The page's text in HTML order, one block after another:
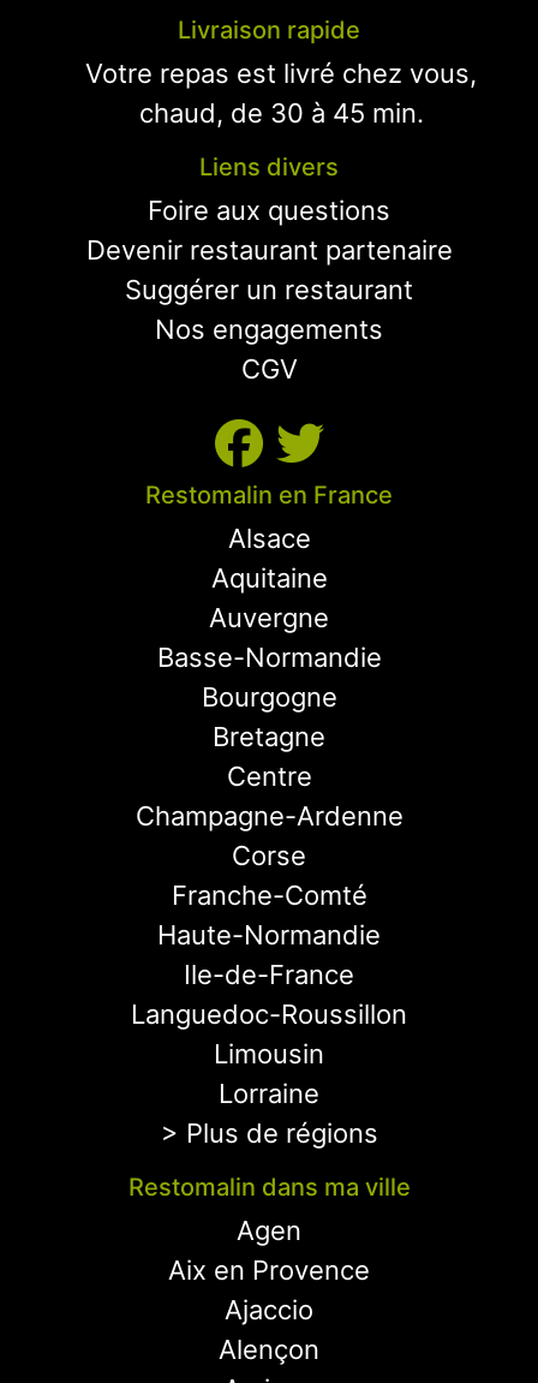
Livraison rapide
Votre repas est livré chez vous,
chaud, de 30 à 45 min.
Liens divers
Foire aux questions
Devenir restaurant partenaire
Suggérer un restaurant
Nos engagements
CGV
Restomalin en France
Alsace
Aquitaine
Auvergne
Basse-Normandie
Bourgogne
Bretagne
Centre
Champagne-Ardenne
Corse
Franche-Comté
Haute-Normandie
Ile-de-France
Languedoc-Roussillon
Limousin
Lorraine
> Plus de régions
Restomalin dans ma ville
Agen
Aix en Provence
Ajaccio
Alençon